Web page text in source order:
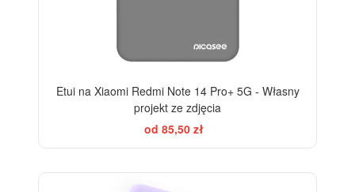
Etui na Xiaomi Redmi Note 14 Pro+ 5G - Własny
projekt ze zdjęcia
od 85,50 zł